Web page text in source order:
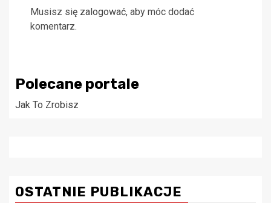
Musisz się zalogować, aby móc dodać
komentarz.
Polecane portale
Jak To Zrobisz
OSTATNIE PUBLIKACJE